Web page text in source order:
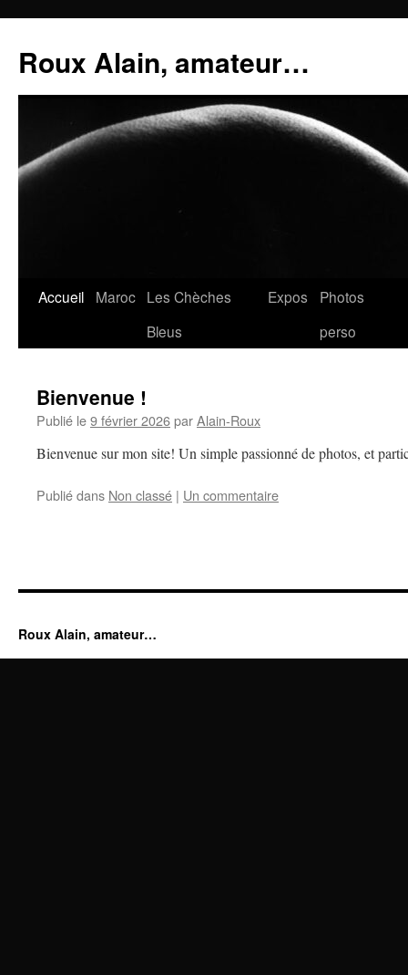
contenu
Roux Alain, amateur…
Accueil Maroc Les Chèches
Bleus
Expos
Photos
perso
Bienvenue !
Publié le9 février 2026parAlain-Roux
Bienvenue sur mon site! Un simple passionné de photos, et
Publié dans Non classé | Un commentaire
Roux Alain, amateur…